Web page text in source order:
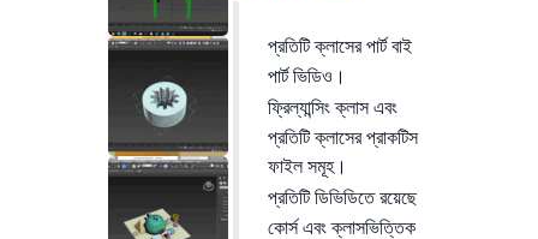
2,000.00৳.490.00৳.
প্রতিটি ক্লাসের পার্ট বাই
পার্ট ভিডিও।
ফ্রিল্যান্সিং ক্লাস এবং
প্রতিটি ক্লাসের প্রাকটিস
ফাইল সমূহ।
প্রতিটি ডিভিডিতে রয়েছে
কোর্স এবং ক্লাসভিত্তিক